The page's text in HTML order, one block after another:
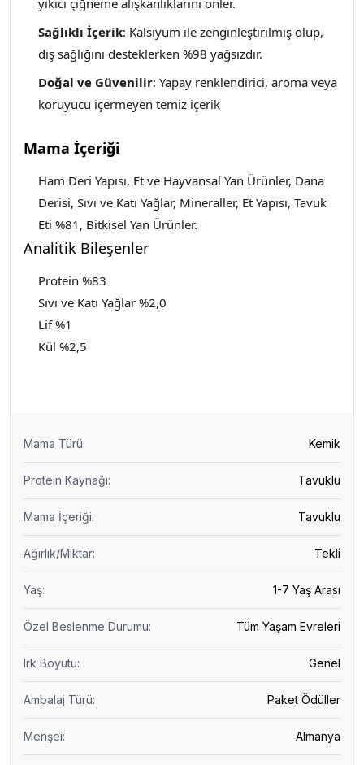
yıkıcı çiğneme alışkanlıklarını önler.
Sağlıklı İçerik: Kalsiyum ile zenginleştirilmiş olup,
diş sağlığını desteklerken %98 yağsızdır.
Doğal ve Güvenilir: Yapay renklendirici, aroma veya
koruyucu içermeyen temiz içerik
Mama İçeriği
Ham Deri Yapısı, Et ve Hayvansal Yan Ürünler, Dana
Derisi, Sıvı ve Katı Yağlar, Mineraller, Et Yapısı, Tavuk
Eti %81, Bitkisel Yan Ürünler.
Analitik Bileşenler
Protein %83
Sıvı ve Katı Yağlar %2,0
Lif %1
Kül %2,5
Mama Türü: Kemik
Protein Kaynağı: Tavuklu
Mama İçeriği: Tavuklu
Ağırlık/Miktar: Tekli
Yaş: 1-7 Yaş Arası
Özel Beslenme Durumu: Tüm Yaşam Evreleri
Irk Boyutu: Genel
Ambalaj Türü: Paket Ödüller
Menşei: Almanya